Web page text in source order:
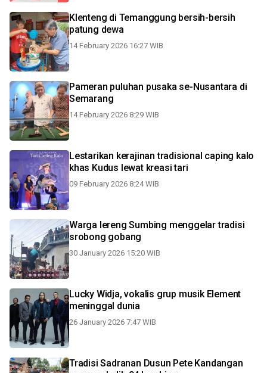
Klenteng di Temanggung bersih-bersih
patung dewa
14 February 2026 16:27 WIB
Pameran puluhan pusaka se-Nusantara di
Semarang
14 February 2026 8:29 WIB
Lestarikan kerajinan tradisional caping kalo
khas Kudus lewat kreasi tari
09 February 2026 8:24 WIB
Warga lereng Sumbing menggelar tradisi
srobong gobang
30 January 2026 15:20 WIB
Lucky Widja, vokalis grup musik Element
meninggal dunia
26 January 2026 7:47 WIB
Tradisi Sadranan Dusun Pete Kandangan